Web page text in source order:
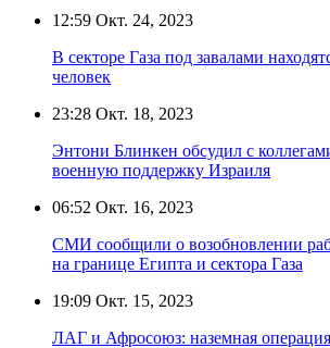
12:59 Окт. 24, 2023
В секторе Газа под завалами
человек
23:28 Окт. 18, 2023
Энтони Блинкен обсудил с
военную поддержку Израиля
06:52 Окт. 16, 2023
СМИ сообщили о возобновлении
на границе Египта и сектора Газа
19:09 Окт. 15, 2023
ЛАГ и Афросоюз: наземная